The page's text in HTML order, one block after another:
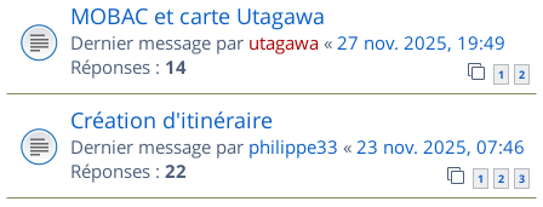
MOBAC et carte Utagawa
Dernier message par utagawa « 27 nov. 2025, 19:49
Réponses : 14 1 2
Création d'itinéraire
Dernier message par philippe33 « 23 nov. 2025, 07:46
Réponses : 22 1 2 3